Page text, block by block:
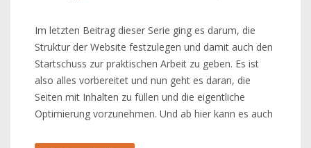
Im letzten Beitrag dieser Serie ging es darum, die
Struktur der Website festzulegen und damit auch den
Startschuss zur praktischen Arbeit zu geben. Es ist
also alles vorbereitet und nun geht es daran, die
Seiten mit Inhalten zu füllen und die eigentliche
Optimierung vorzunehmen. Und ab hier kann es auch